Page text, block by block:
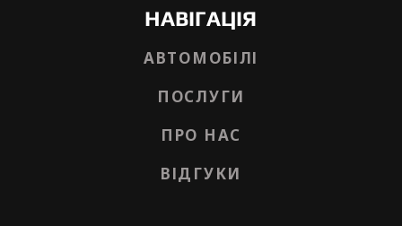
НАВІГАЦІЯ
АВТОМОБІЛІ
ПОСЛУГИ
ПРО НАС
ВІДГУКИ